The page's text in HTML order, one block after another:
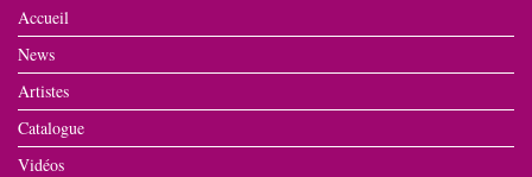
Accueil
News
Artistes
Catalogue
Vidéos